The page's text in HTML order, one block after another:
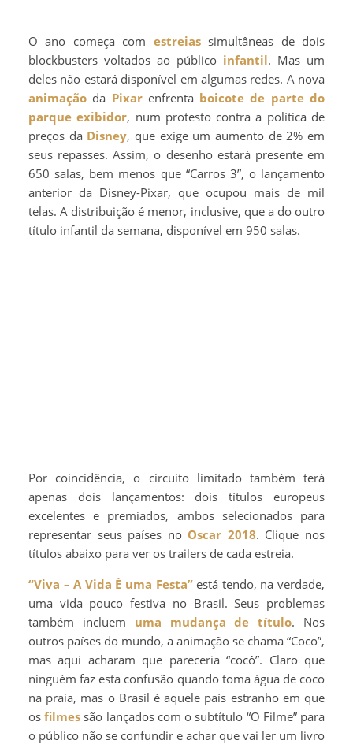
O ano começa com estreiassimultâneas de dois
blockbusters voltados ao público infantil. Mas um
deles não estará disponível em algumas redes. A nova
animação da Pixarenfrenta boicote de parte do
parque exibidor, num protesto contra a política de
preços da Disney, que exige um aumento de 2% em
seus repasses. Assim, o desenho estará presente em
650 salas, bem menos que “Carros 3”, o lançamento
anterior da Disney-Pixar, que ocupou mais de mil
telas. A distribuição é menor, inclusive, que a do outro
título infantil da semana, disponível em 950 salas.
Por coincidência, o circuito limitado também terá
apenas dois lançamentos: dois títulos europeus
excelentes e premiados, ambos selecionados para
representar seus países no Oscar 2018. Clique nos
títulos abaixo para ver os trailers de cada estreia.
“Viva – A Vida É uma Festa”está tendo, na verdade,
uma vida pouco festiva no Brasil. Seus problemas
também incluem uma mudança de título. Nos
outros países do mundo, a animação se chama “Coco”,
mas aqui acharam que pareceria “cocô”. Claro que
ninguém faz esta confusão quando toma água de coco
na praia, mas o Brasil é aquele país estranho em que
osfilmes são lançados com o subtítulo “O Filme” para
o público não se confundir e achar que vai ler um livro